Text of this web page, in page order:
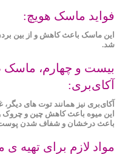
فواید ماسک هویچ:
این ماسک باعث کاهش و از بین
شد.
بیست و چهارم، ماسک
آکای‌بری:
آکای‌بری نیز همانند توت ‌های
این میوه باعث کاهش چین ‌و
باعث درخشان و شفاف شدن پوست
مواد لازم برای تهیه